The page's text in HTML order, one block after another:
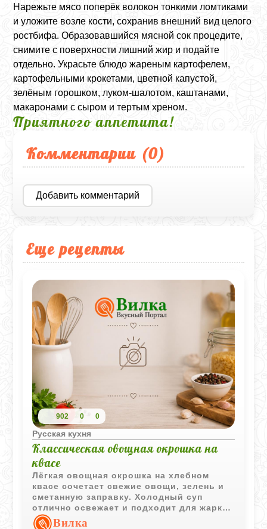
Нарежьте мясо поперёк волокон тонкими ломтиками
и уложите возле кости, сохранив внешний вид целого
ростбифа. Образовавшийся мясной сок процедите,
снимите с поверхности лишний жир и подайте
отдельно. Украсьте блюдо жареным картофелем,
картофельными крокетами, цветной капустой,
зелёным горошком, луком-шалотом, каштанами,
макаронами с сыром и тертым хреном.
Приятного аппетита!
Комментарии (0)
Добавить комментарий
Еще рецепты
902 0 0
Русская кухня
Классическая овощная окрошка на
квасе
Лёгкая овощная окрошка на хлебном
квасе сочетает свежие овощи, зелень и
сметанную заправку. Холодный суп
отлично освежает и подходит для жарких
дней.Вилка